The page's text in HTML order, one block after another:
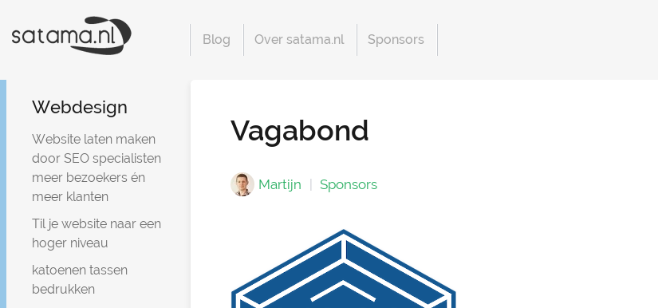
Blog Over satama.nl Sponsors
Webdesign
Website laten maken
door SEO specialisten
meer bezoekers én
meer klanten
Til je website naar een
hoger niveau
katoenen tassen
bedrukken
Vagabond
Martijn Sponsors